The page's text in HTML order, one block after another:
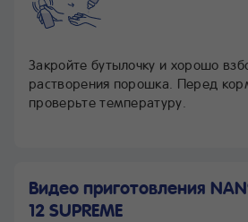
Закройте бутылочку и хорошо
растворения порошка. Перед
проверьте температуру.
Видео приготовления NAN
12 SUPREME